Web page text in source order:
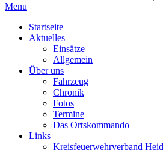
Menu
Startseite
Aktuelles
Einsätze
Allgemein
Über uns
Fahrzeug
Chronik
Fotos
Termine
Das Ortskommando
Links
Kreisfeuerwehrverband